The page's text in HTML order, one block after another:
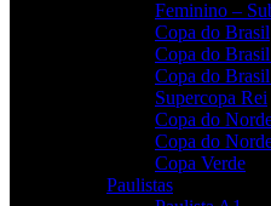
Feminino –
Copa do Brasil
Copa do
Copa do
Supercopa Rei
Copa do
Copa do
Copa Verde
Paulistas